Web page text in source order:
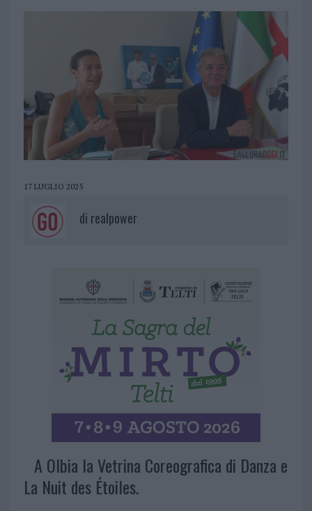
17 LUGLIO 2025
di realpower
A Olbia la Vetrina Coreografica di Danza e
La Nuit des Étoiles.